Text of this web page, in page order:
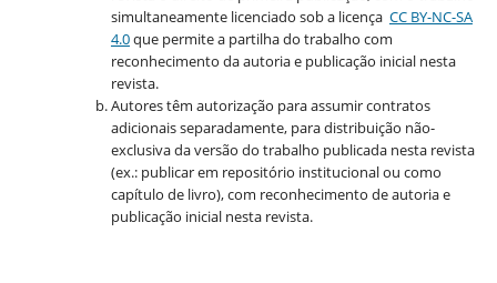
simultaneamente licenciado sob a licença CC BY-NC-SA
4.0que permite a partilha do trabalho com
reconhecimento da autoria e publicação inicial nesta
revista.
Autores têm autorização para assumir contratos
adicionais separadamente, para distribuição não-
exclusiva da versão do trabalho publicada nesta revista
(ex.: publicar em repositório institucional ou como
capítulo de livro), com reconhecimento de autoria e
publicação inicial nesta revista.